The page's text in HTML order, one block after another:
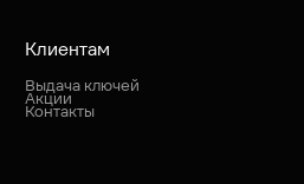
Клиентам
Выдача ключей
Акции
Контакты